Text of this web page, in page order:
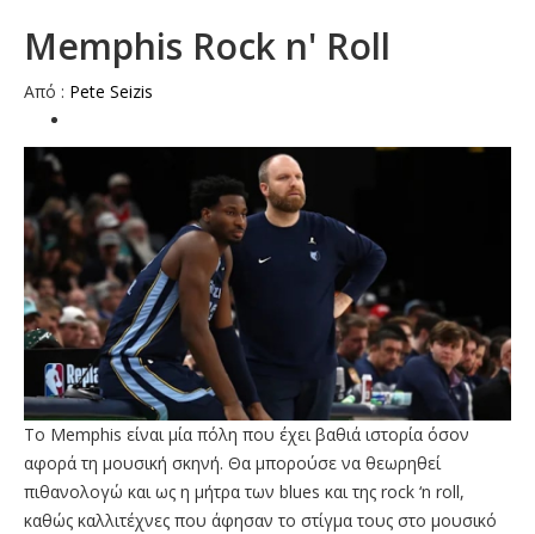
Memphis Rock n' Roll
Από : Pete Seizis
Το Memphis είναι μία πόλη που έχει βαθιά ιστορία όσον
αφορά τη μουσική σκηνή. Θα μπορούσε να θεωρηθεί
πιθανολογώ και ως η μήτρα των blues και της rock ‘n roll,
καθώς καλλιτέχνες που άφησαν το στίγμα τους στο μουσικό